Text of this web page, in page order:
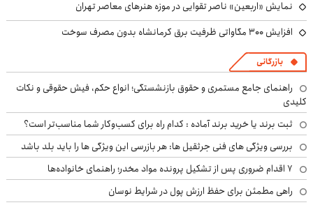
نمایش «اربعین» ناصر تقوایی در موزه هنرهای معاصر تهران
افزایش ۳۰۰ مگاواتی ظرفیت برق کرمانشاه بدون مصرف سوخت
بازرگانی
راهنمای جامع مستمری و حقوق بازنشستگی؛ انواع حکم، فیش حقوقی و نکات
کلیدی
ثبت برند یا خرید برند آماده : کدام راه برای کسب‌وکار شما مناسب‌تر است؟
بررسی ویژگی های فنی جرثقیل ها: هر بازرسی این ویژگی ها را باید بلد باشد
۷ اقدام ضروری پس از تشکیل پرونده مواد مخدر؛ راهنمای خانواده‌ها
راهی مطمئن برای حفظ ارزش پول در شرایط نوسان